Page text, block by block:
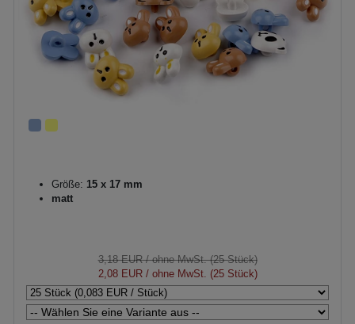
Größe: 15 x 17 mm
matt
3,18 EUR/ ohne MwSt. (25 Stück)
2,08 EUR/ ohne MwSt. (25 Stück)